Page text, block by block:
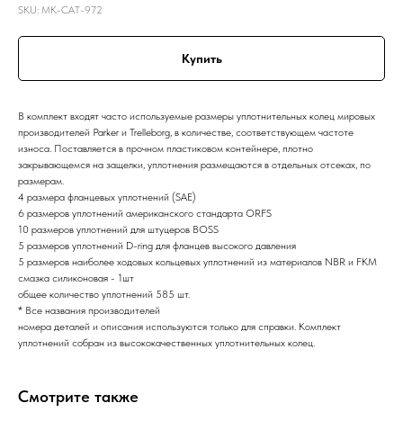
SKU: MK-CAT-972
Купить
В комплект входят часто используемые размеры уплотнительных колец мировых
производителей Parker и Trelleborg, в количестве, соответствующем частоте
износа. Поставляется в прочном пластиковом контейнере, плотно
закрывающемся на защелки, уплотнения размещаются в отдельных отсеках, по
размерам.
4 размера фланцевых уплотнений (SAE)
6 размеров уплотнений американского стандарта ORFS
10 размеров уплотнений для штуцеров BOSS
5 размеров уплотнений D-ring для фланцев высокого давления
5 размеров наиболее ходовых кольцевых уплотнений из материалов NBR и FKM
смазка силиконовая - 1шт
общее количество уплотнений 585 шт.
* Все названия производителей
номера деталей и описания используются только для справки. Комплект
уплотнений собран из высококачественных уплотнительных колец.
Смотрите также